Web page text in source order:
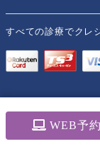
すべての診療でクレ
WEB予約